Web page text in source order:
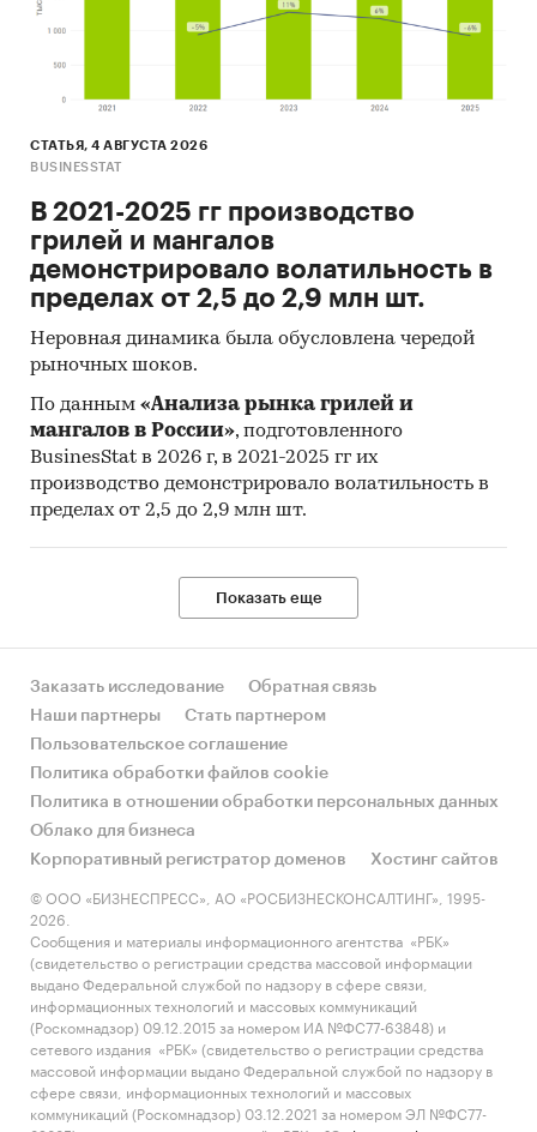
СТАТЬЯ, 4 АВГУСТА 2026
BUSINESSTAT
В 2021-2025 гг производство
грилей и мангалов
демонстрировало волатильность в
пределах от 2,5 до 2,9 млн шт.
Неровная динамика была обусловлена чередой
рыночных шоков.
По данным «Анализа рынка грилей и
мангалов в России», подготовленного
BusinesStat в 2026 г, в 2021-2025 гг их
производство демонстрировало волатильность в
пределах от 2,5 до 2,9 млн шт.
Показать еще
Заказать исследование
Обратная связь
Наши партнеры
Стать партнером
Пользовательское соглашение
Политика обработки файлов cookie
Политика в отношении обработки персональных данных
Облако для бизнеса
Корпоративный регистратор доменов
Хостинг сайтов
© ООО «БИЗНЕСПРЕСС», АО «РОСБИЗНЕСКОНСАЛТИНГ», 1995-
2026.
Сообщения и материалы информационного агентства «РБК»
(свидетельство о регистрации средства массовой информации
выдано Федеральной службой по надзору в сфере связи,
информационных технологий и массовых коммуникаций
(Роскомнадзор) 09.12.2015 за номером ИА №ФС77-63848) и
сетевого издания «РБК» (свидетельство о регистрации средства
массовой информации выдано Федеральной службой по надзору в
сфере связи, информационных технологий и массовых
коммуникаций (Роскомнадзор) 03.12.2021 за номером ЭЛ №ФС77-